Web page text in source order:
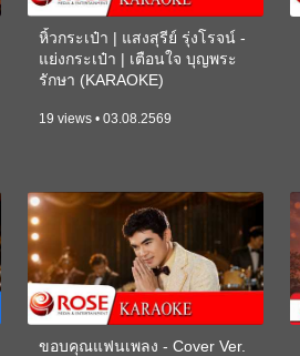
หิ้วกระเป๋า | แสงสุรีย์ รุ่งโรจน์ -
แย่งกระเป๋า | เตือนใจ บุญพระ
รักษา (KARAOKE)
19 views • 03.08.2569
ขอบคุณแฟนเพลง - Cover Ver.